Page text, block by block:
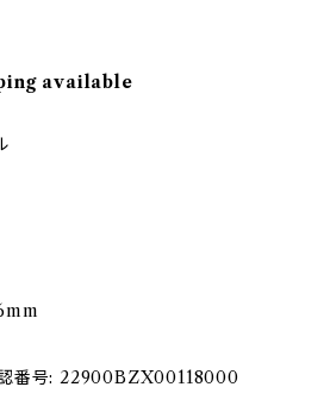
available
番号: 22900BZX00118000